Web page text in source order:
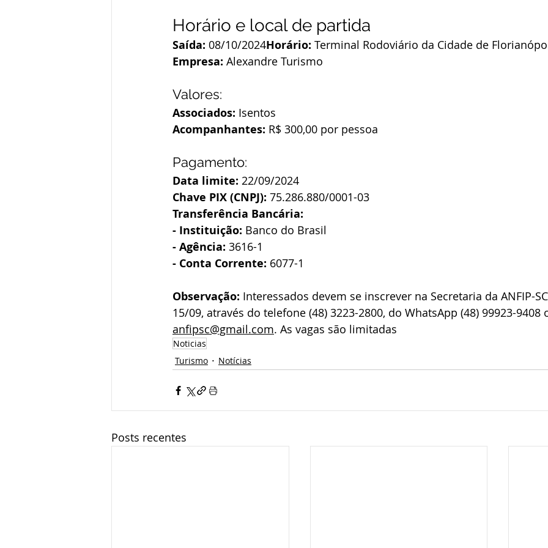
Horário e local de partida
Saída: 08/10/2024Horário: Terminal Rodoviário da Cidade de
Empresa: Alexandre Turismo
Valores:
Associados: Isentos
Acompanhantes: R$ 300,00 por pessoa
Pagamento:
Data limite: 22/09/2024
Chave PIX (CNPJ): 75.286.880/0001-03
Transferência Bancária:
- Instituição: Banco do Brasil
- Agência: 3616-1
- Conta Corrente: 6077-1
Observação: Interessados devem se inscrever na Secretaria da ANFIP-
15/09, através do telefone (48) 3223-2800, do WhatsApp (48) 99923-
anfipsc@gmail.com. As vagas são limitadas
Noticias
Turismo
Notícias
Posts recentes